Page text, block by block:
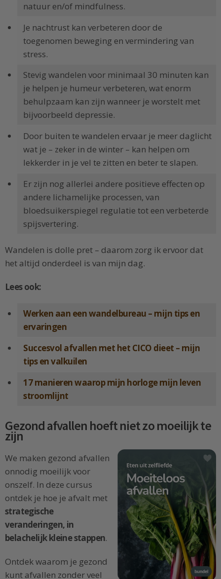
natuur en/of mindfulness.
Je nachtrust kan verbeteren door de
toegenomen beweging en vermindering van
stress.
Stevig wandelen voor minimaal 30 minuten kan
je helpen je humeur verbeteren, wat enorm
behulpzaam kan zijn wanneer je worstelt met
bijvoorbeeld depressie.
Door buiten te wandelen ervaar je meer daglicht
wat je – zeker in de winter – kan helpen om
lekkerder in je vel te zitten en beter te slapen.
Er zijn nog allerlei andere positieve effecten op
andere lichamelijke processen, van
bloedsuikerspiegel regulatie tot een verbeterde
spijsvertering.
Wandelen is dolle pret – daarom zorg ik ervoor dat
het altijd onderdeel is van mijn dag.
Lees ook:
Werken aan een wandelbureau – mijn tips en
ervaringen
Succesvol afvallen met het CICO dieet – mijn
tips en valkuilen
17 manieren waarop mijn horloge mijn leven
stroomlijnt
Gezond afvallen hoeft niet zo moeilijk te
zijn
We maken gezond afvallen
onnodig moeilijk voor
onszelf. In deze cursus
ontdek je hoe je afvalt met
strategische
veranderingen, in
belachelijk kleine stappen.
Ontdek waarom je gezond
kunt afvallen zonder veel